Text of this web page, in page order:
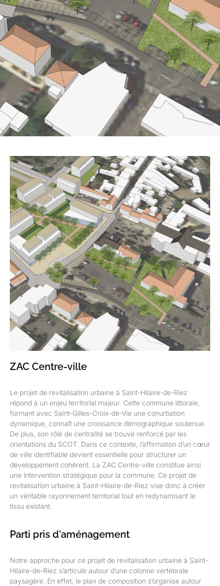
ZAC Centre-ville
Le projet de revitalisation urbaine à Saint-Hilaire-de-Riez
répond à un enjeu territorial majeur. Cette commune littorale,
formant avec Saint-Gilles-Croix-de-Vie une conurbation
dynamique, connaît une croissance démographique soutenue.
De plus, son rôle de centralité se trouve renforcé par les
orientations du SCOT. Dans ce contexte, l’affirmation d’un cœur
de ville identifiable devient essentielle pour structurer un
développement cohérent. La ZAC Centre-ville constitue ainsi
une intervention stratégique pour la commune. Ce projet de
revitalisation urbaine à Saint-Hilaire-de-Riez vise donc à créer
un véritable rayonnement territorial tout en redynamisant le
tissu existant.
Parti pris d'aménagement
Notre approche pour ce projet de revitalisation urbaine à Saint-
Hilaire-de-Riez s’articule autour d’une colonne vertébrale
paysagère. En effet, le plan de composition s’organise autour